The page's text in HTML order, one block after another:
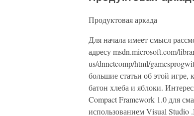
Продуктовая аркада
Для начала имеет смысл
адресу msdn.microsoft.com/
us/dnnetcomp/html/
большие статьи об этой игре,
батон хлеба и яблоки.
Compact Framework 1.0 для
использованием Visual